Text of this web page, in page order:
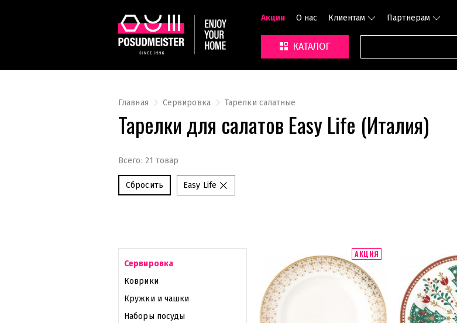
Акции О нас Клиентам Партнерам
КАТАЛОГ
Главная Сервировка Тарелки салатные
Тарелки для салатов Easy Life (Италия)
Всего: 21 товар
Сбросить Easy Life
Сервировка
Коврики
Кружки и чашки
Наборы посуды
АКЦИЯ